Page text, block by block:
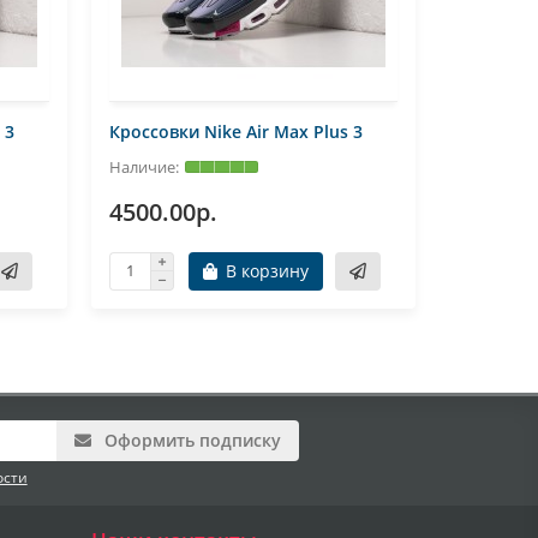
3 Кроссовки Nike Air Max Plus 3
4500.00р.
В корзину
Оформить подписку